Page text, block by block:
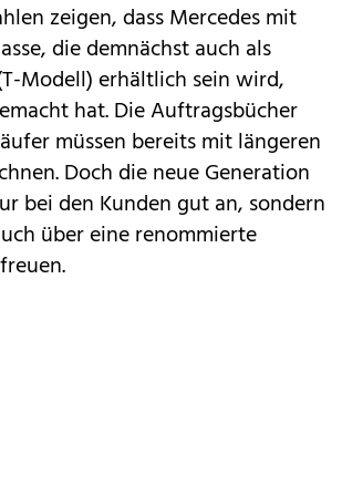
zeigen, dassMercedesmit
, die demnächst auch als
Modell)erhältlich sein wird,
hat. Die Auftragsbücher
müssen bereits mit längeren
Doch die neue Generation
bei den Kunden gut an, sondern
über eine renommierte